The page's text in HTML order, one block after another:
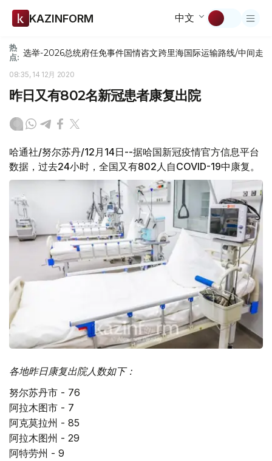
KAZINFORM 中文
热
点: 选举-2026总统府任免事件国情咨文跨里海国际运输路线/中间走廊
08:35, 14 12月 2020
昨日又有802名新冠患者康复出院
哈通社/努尔苏丹/12月14日--据哈国新冠疫情官方信息平台
数据，过去24小时，全国又有802人自COVID-19中康复。
各地昨日康复出院人数如下：
努尔苏丹市 - 76
阿拉木图市 - 7
阿克莫拉州 - 85
阿拉木图州 - 29
阿特劳州 - 9